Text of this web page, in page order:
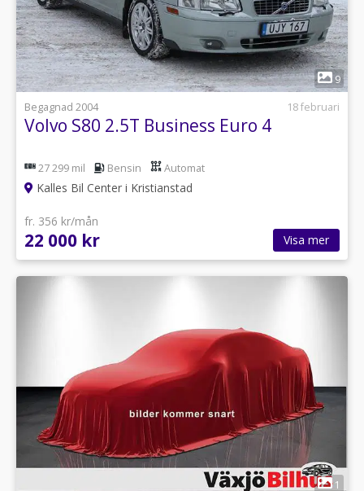
1
9
Begagnad 2004
18 februari
Volvo S80 2.5T Business Euro 4
27 299 mil Bensin Automat
Kalles Bil Center i Kristianstad
fr. 356 kr/mån
22 000 kr Visa mer
1